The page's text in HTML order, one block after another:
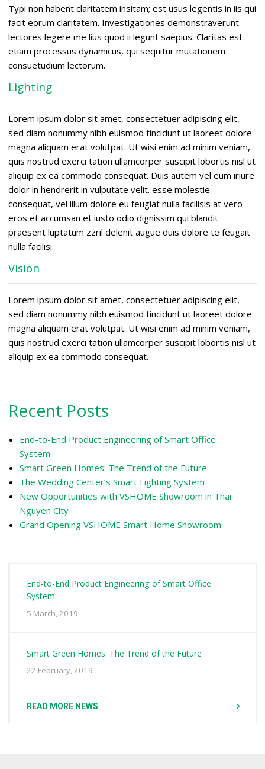
Typi non habent claritatem insitam; est usus legentis in iis qui
facit eorum claritatem. Investigationes demonstraverunt
lectores legere me lius quod ii legunt saepius. Claritas est
etiam processus dynamicus, qui sequitur mutationem
consuetudium lectorum.
Lighting
Lorem ipsum dolor sit amet, consectetuer adipiscing elit,
sed diam nonummy nibh euismod tincidunt ut laoreet dolore
magna aliquam erat volutpat. Ut wisi enim ad minim veniam,
quis nostrud exerci tation ullamcorper suscipit lobortis nisl ut
aliquip ex ea commodo consequat. Duis autem vel eum iriure
dolor in hendrerit in vulputate velit. esse molestie
consequat, vel illum dolore eu feugiat nulla facilisis at vero
eros et accumsan et iusto odio dignissim qui blandit
praesent luptatum zzril delenit augue duis dolore te feugait
nulla facilisi.
Vision
Lorem ipsum dolor sit amet, consectetuer adipiscing elit,
sed diam nonummy nibh euismod tincidunt ut laoreet dolore
magna aliquam erat volutpat. Ut wisi enim ad minim veniam,
quis nostrud exerci tation ullamcorper suscipit lobortis nisl ut
aliquip ex ea commodo consequat.
Recent Posts
End-to-End Product Engineering of Smart Office
System
Smart Green Homes: The Trend of the Future
The Wedding Center’s Smart Lighting System
New Opportunities with VSHOME Showroom in Thai
Nguyen City
Grand Opening VSHOME Smart Home Showroom
End-to-End Product Engineering of Smart Office
System
5 March, 2019
Smart Green Homes: The Trend of the Future
22 February, 2019
READ MORE NEWS